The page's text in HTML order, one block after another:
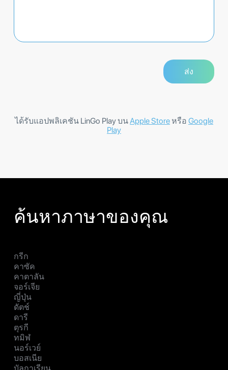
ได้รับแอปพลิเคชัน LinGo Play บนApple Store หรือ Google
Play
ค้นหาภาษาของคุณ
กรีก
คาซัค
คาตาลัน
จอร์เจีย
ญี่ปุ่น
ดัตช์
ดารี
ตุรกี
ทมิฬ
นอร์เวย์
บอสเนีย